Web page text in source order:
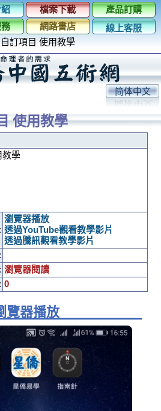
檔案下載
產品訂購
網路書店
線上客服
訂項目 使用教學
简体中文
使用教學
教學
瀏覽器播放
透過YouTube觀看教學影片
透過騰訊觀看教學影片
瀏覽器閱讀
0
覽器播放